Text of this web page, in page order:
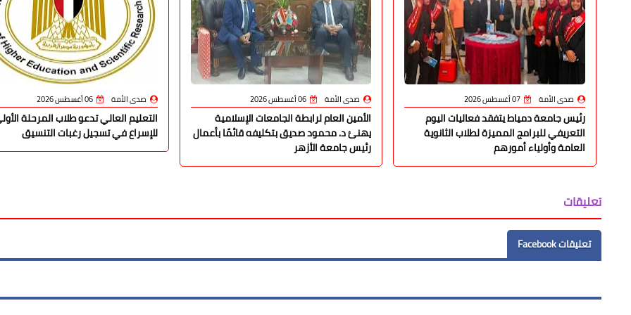
صدى الأمة 07 أغسطس 2026
رئيس جامعة دمياط يتفقد فعاليات اليوم
التعريفي للبرامج المميزة لطلاب الثانوية
العامة وأولياء أمورهم
صدى الأمة 06 أغسطس 2026
الأمين العام لرابطة الجامعات الإسلامية
يهنئ د. محمود صديق بتكليفه قائمًا بأعمال
رئيس جامعة الأزهر
صدى الأمة 06 أغسطس 2026
التعليم العالي تدعو طلاب المرحلة
للإسراع في تسجيل رغبات التنسيق
تعليقات
تعليقات Facebook